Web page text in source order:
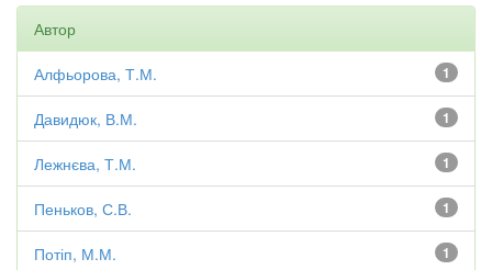
Автор
1
Алфьорова, Т.М.
1
Давидюк, В.М.
1
Лежнєва, Т.М.
1
Пеньков, С.В.
1
Потіп, М.М.